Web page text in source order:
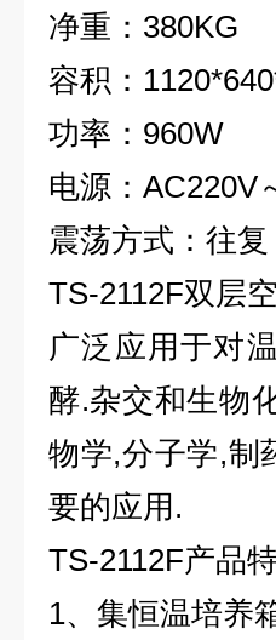
净重 ： 380KG
容积 ：
功率 ： 960W
电源 ： AC220V
震荡方式 ： 往复
TS-2112F双层
广泛应用于对
酵.杂交和生物
物学,分子学,制
要的应用.
TS-2112F产品
1、集恒温培养